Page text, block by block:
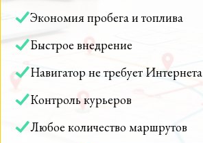
Экономия пробега и топлива
Быстрое внедрение
Навигатор не требует Интернета
Контроль курьеров
Любое количество маршрутов